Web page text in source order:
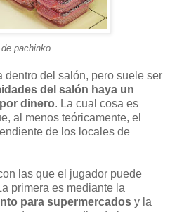
pachinko
dentro del salón, pero suele ser
del salón haya un
dinero. La cual cosa es
al menos teóricamente, el
de los locales de
las que el jugador puede
primera es mediante la
para supermercados y la